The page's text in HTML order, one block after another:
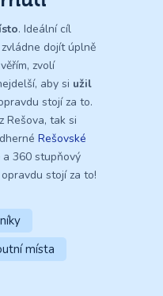
. Ideální cíl
dojít úplně
zvolí
aby si užil
stojí za to.
Rešova, tak si
Rešovské
a 360 stupňový
stojí za to!
místa